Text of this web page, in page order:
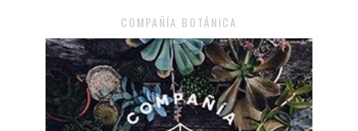
COMPAÑÍA BOTÁNICA